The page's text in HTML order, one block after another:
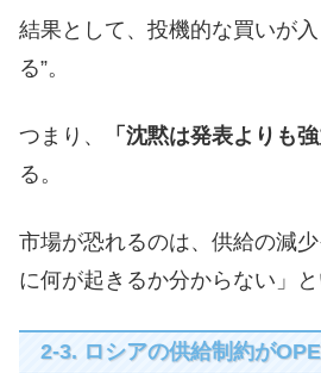
結果として、投機的な買いが
る”。
つまり、 「沈黙は発表よりも
る。
市場が恐れるのは、供給の減
に何が起きるか分からない」と
2-3. ロシアの供給制約が